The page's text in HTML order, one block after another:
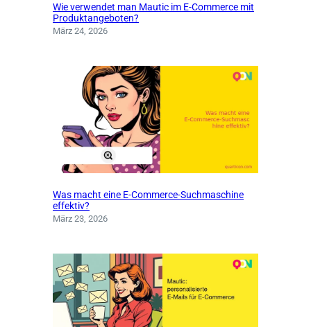
Wie verwendet man Mautic im E-Commerce mit
Produktangeboten?
März 24, 2026
Was macht eine E-Commerce-Suchmaschine
effektiv?
März 23, 2026